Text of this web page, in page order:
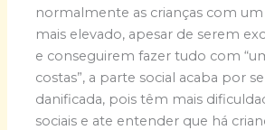
normalmente as crianças com
mais elevado, apesar de serem
e conseguirem fazer tudo com
costas”, a parte social acaba por
danificada, pois têm mais
sociais e ate entender que há